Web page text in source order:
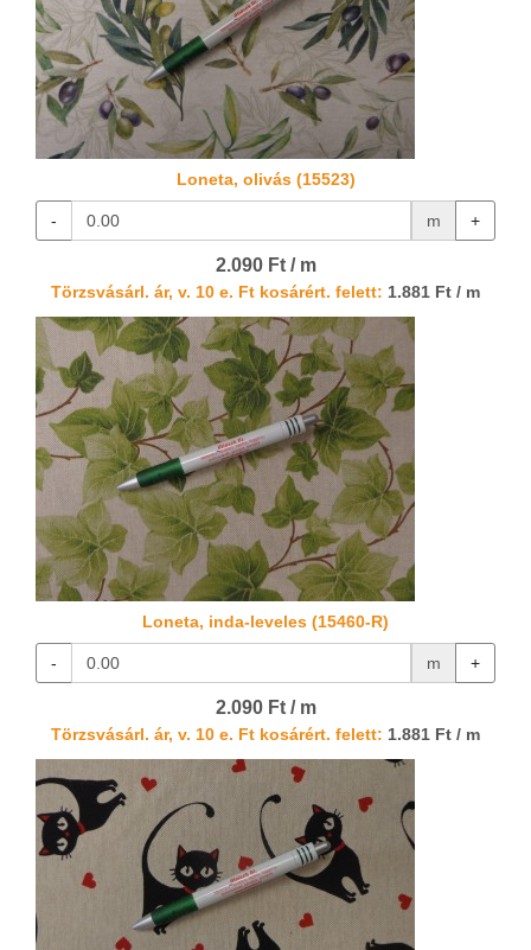
Loneta, olivás (15523)
- m +
2.090 Ft / m
Törzsvásárl. ár, v. 10 e. Ft kosárért. felett: 1.881 Ft / m
Loneta, inda-leveles (15460-R)
- m +
2.090 Ft / m
Törzsvásárl. ár, v. 10 e. Ft kosárért. felett: 1.881 Ft / m